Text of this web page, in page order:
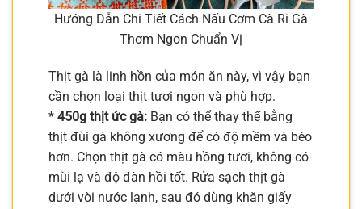
Hướng Dẫn Chi Tiết Cách Nấu Cơm Cà Ri Gà
Thơm Ngon Chuẩn Vị
Thịt gà là linh hồn của món ăn này, vì vậy bạn
cần chọn loại thịt tươi ngon và phù hợp.
* 450g thịt ức gà: Bạn có thể thay thế bằng
thịt đùi gà không xương để có độ mềm và béo
hơn. Chọn thịt gà có màu hồng tươi, không có
mùi lạ và độ đàn hồi tốt. Rửa sạch thịt gà
dưới vòi nước lạnh, sau đó dùng khăn giấy